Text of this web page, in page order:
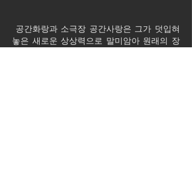
공간화랑과 소극장 공간사랑은 그가 덧입혀
놓은 새로운 상상력으로 말미암아 원래의 장